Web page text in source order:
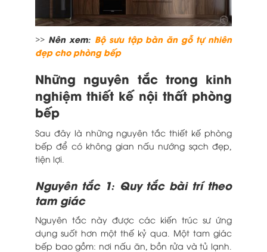
>> Nên xem: Bộ sưu tập bàn ăn gỗ tự nhiên
đẹp cho phòng bếp
Những nguyên tắc trong kinh
nghiệm thiết kế nội thất phòng
bếp
Sau đây là những nguyên tắc thiết kế phòng
bếp để có không gian nấu nướng sạch đẹp,
tiện lợi.
Nguyên tắc 1: Quy tắc bài trí theo
tam giác
Nguyên tắc này được các kiến trúc sư ứng
dụng suốt hơn một thế kỷ qua. Một tam giác
bếp bao gồm: nơi nấu ăn, bồn rửa và tủ lạnh.